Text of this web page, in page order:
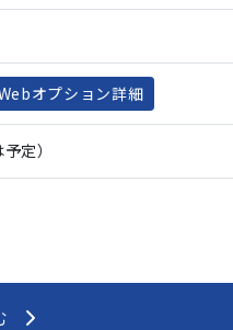
オプション詳細
定）